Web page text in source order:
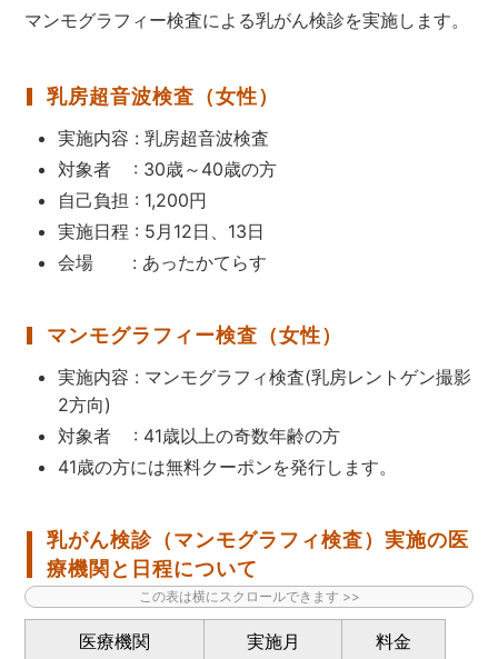
マンモグラフィー検査による乳がん検診を実施します。
乳房超音波検査（女性）
実施内容 : 乳房超音波検査
対象者 : 30歳～40歳の方
自己負担 : 1,200円
実施日程 : 5月12日、13日
会場 : あったかてらす
マンモグラフィー検査（女性）
実施内容 : マンモグラフィ検査(乳房レントゲン撮影
2方向)
対象者 : 41歳以上の奇数年齢の方
41歳の方には無料クーポンを発行します。
乳がん検診（マンモグラフィ検査）実施の医
療機関と日程について
医療機関 実施月 料金